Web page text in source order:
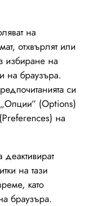
на
отхвърлят или
избиране на
на браузъра.
си
(Options)
на
деактивират
на тази
като
браузъра.